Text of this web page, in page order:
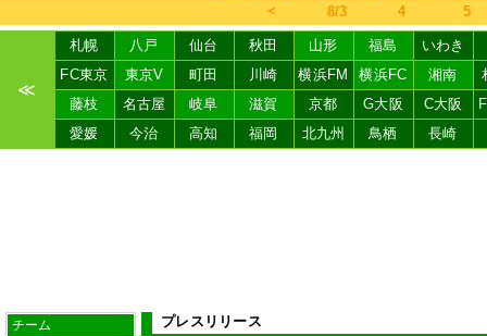
＜ 8/3 4 5
≪
札幌 八戸 仙台 秋田 山形 福島
いわき
FC東京
東京V 町田 川崎 横浜FM 横浜FC 湘南
藤枝
名古屋 岐阜 滋賀 京都 G大阪 C大阪
愛媛
今治 高知 福岡 北九州 鳥栖 長崎
チーム プレスリリース